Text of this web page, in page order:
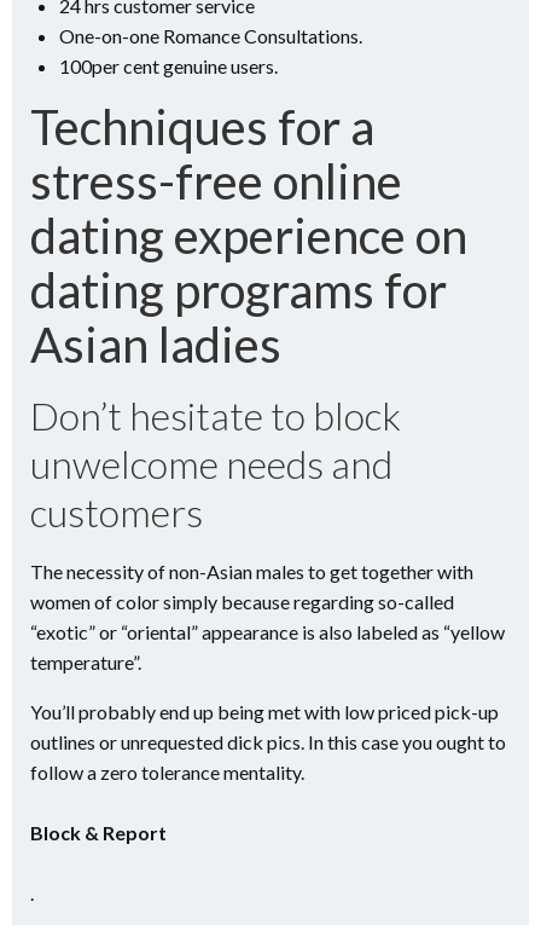
24 hrs customer service
One-on-one Romance Consultations.
100per cent genuine users.
Techniques for a
stress-free online
dating experience on
dating programs for
Asian ladies
Don’t hesitate to block
unwelcome needs and
customers
The necessity of non-Asian males to get together with
women of color simply because regarding so-called
“exotic” or “oriental” appearance is also labeled as “yellow
temperature”.
You’ll probably end up being met with low priced pick-up
outlines or unrequested dick pics. In this case you ought to
follow a zero tolerance mentality.
Block & Report